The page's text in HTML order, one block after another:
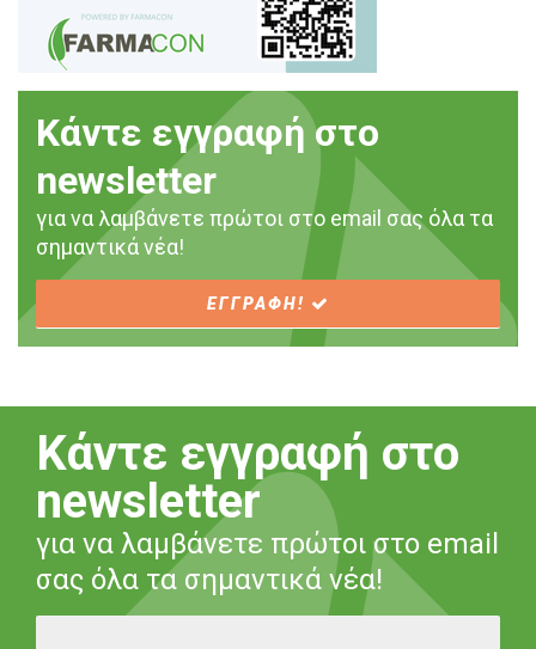
Κάντε εγγραφή στο
newsletter
για να λαμβάνετε πρώτοι στο email σας όλα τα
σημαντικά νέα!
ΕΓΓΡΑΦΗ!
Κάντε εγγραφή στο
newsletter
για να λαμβάνετε πρώτοι στο email
σας όλα τα σημαντικά νέα!